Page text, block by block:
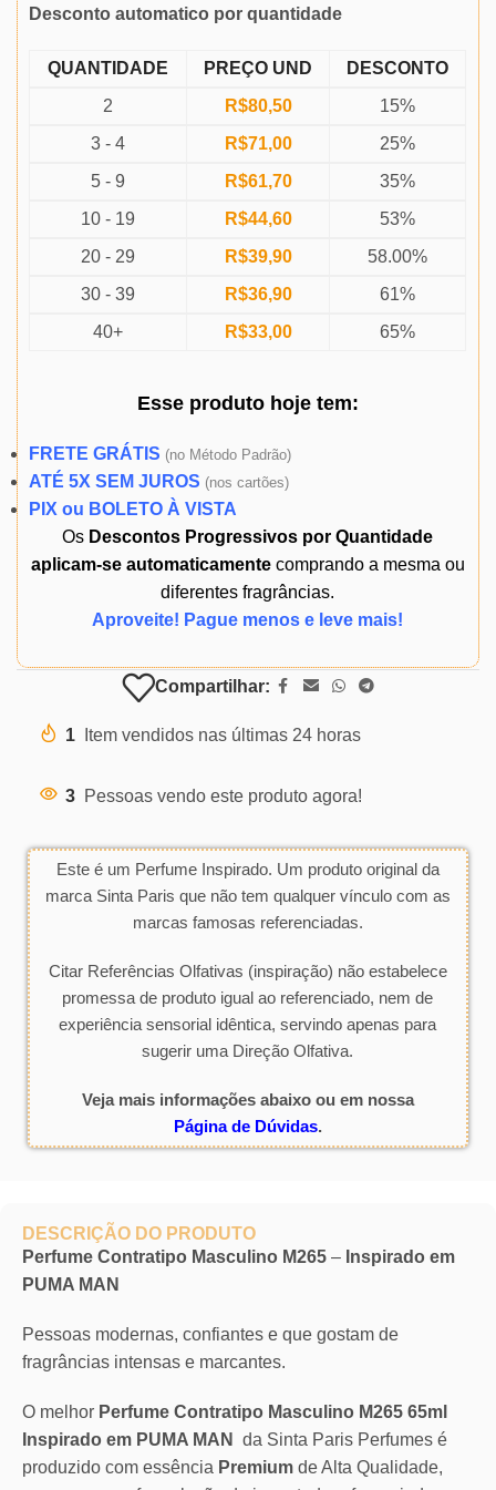
Desconto automatico por quantidade
QUANTIDADE PREÇO UND
DESCONTO
2
R$80,50
15%
3 - 4
R$71,00
25%
5 - 9
R$61,70
35%
10 - 19
R$44,60
53%
20 - 29
R$39,90
58.00%
30 - 39
R$36,90
61%
40+
R$33,00 65%
Esse produto hojetem:
FRETE GRÁTIS (no Método Padrão)
ATÉ 5X SEM JUROS (nos cartões)
PIX ou BOLETO À VISTA
Os Descontos Progressivos por Quantidade
aplicam-se automaticamentecomprando a mesma ou
diferentes fragrâncias.
Aproveite! Pague menos e leve mais!
Compartilhar:
1 Item vendidos nas últimas 24 horas
3 Pessoas vendo este produto agora!
Este é um Perfume Inspirado. Um produto original da
marca Sinta Paris que não tem qualquer vínculo com as
marcas famosas referenciadas.
Citar Referências Olfativas (inspiração) não estabelece
promessa de produto igual ao referenciado, nem de
experiência sensorial idêntica, servindo apenas para
sugerir uma Direção Olfativa.
Veja mais informações abaixo ou em nossa
Página de Dúvidas.
DESCRIÇÃO DO PRODUTO
Perfume Contratipo Masculino M265 – Inspirado em
PUMA MAN
Pessoas modernas, confiantes e que gostam de
fragrâncias intensas e marcantes.
O melhor Perfume Contratipo Masculino M265 65ml
Inspirado em PUMA MAN
da Sinta Paris Perfumes é
produzido com essência Premium de Alta Qualidade,